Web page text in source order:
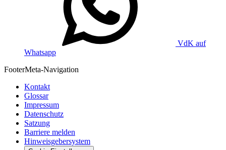
VdK auf
Whatsapp
FooterMeta-Navigation
Kontakt
Glossar
Impressum
Datenschutz
Satzung
Barriere melden
Hinweisgebersystem